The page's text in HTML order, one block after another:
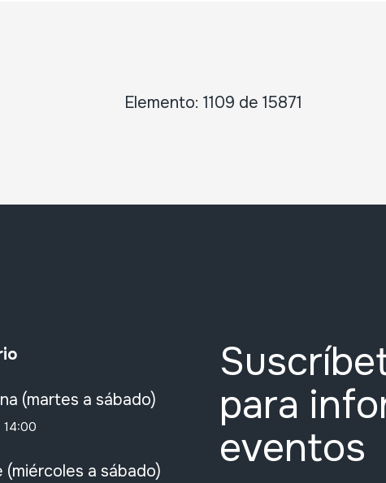
Elemento: 1109 de 15871
(martes a sábado)
14:00
(miércoles a sábado)
para
eventos